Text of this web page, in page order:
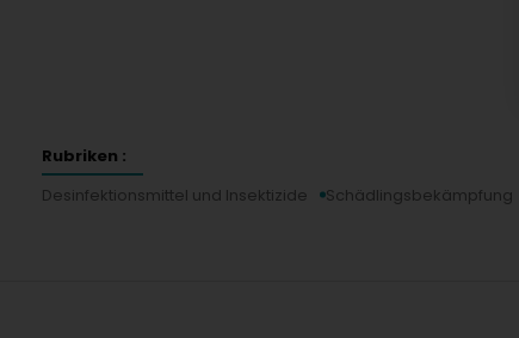
Rubriken :
Desinfektionsmittel und Insektizide
Schädlingsbekämpfung